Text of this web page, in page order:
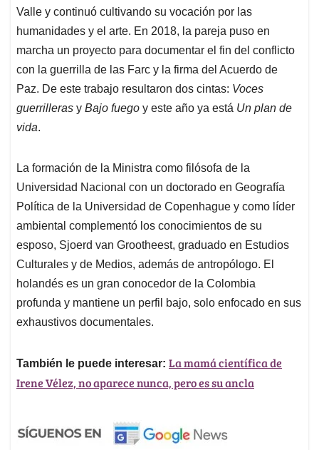
Valle y continuó cultivando su vocación por las
humanidades y el arte. En 2018, la pareja puso en
marcha un proyecto para documentar el fin del conflicto
con la guerrilla de las Farc y la firma del Acuerdo de
Paz. De este trabajo resultaron dos cintas: Voces
guerrilleras y Bajo fuego y este año ya está Un plan de
vida.
La formación de la Ministra como filósofa de la
Universidad Nacional con un doctorado en Geografía
Política de la Universidad de Copenhague y como líder
ambiental complementó los conocimientos de su
esposo, Sjoerd van Grootheest, graduado en Estudios
Culturales y de Medios, además de antropólogo. El
holandés es un gran conocedor de la Colombia
profunda y mantiene un perfil bajo, solo enfocado en sus
exhaustivos documentales.
También le puede interesar: La mamá científica de
Irene Vélez, no aparece nunca, pero es su ancla